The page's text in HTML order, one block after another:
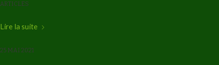
ARTICLES
Lire la suite
25 MAI 2021